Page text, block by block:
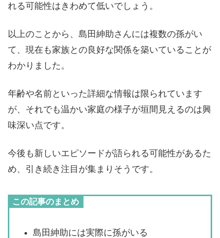
れる可能性はきわめて低いでしょう。
以上のことから、島田紳助さんには複数の孫がい
て、現在も家族との良好な関係を築いていることが
わかりました。
年齢や名前といった詳細な情報は限られています
が、それでも温かい家庭の様子が垣間見えるのは興
味深い点です。
今後も新しいエピソードが語られる可能性があるた
め、引き続き注目が集まりそうです。
この記事のまとめ
島田紳助には実際に孫がいる